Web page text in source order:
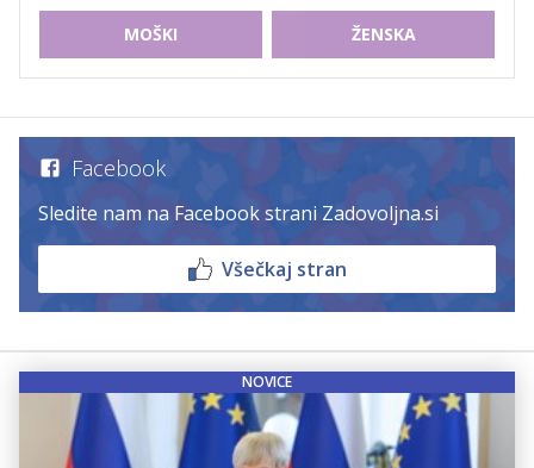
MOŠKI ŽENSKA
Facebook
Sledite nam na Facebook strani Zadovoljna.si
Všečkaj stran
NOVICE